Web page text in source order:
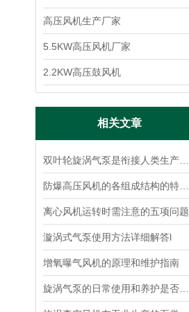
高压风机生产厂家
5.5KW高压风机厂家
2.2KW高压鼓风机
相关文章
离心风机运转时需注意的五项问题
漩涡式气泵使用方法详细解答l
增氧曝气风机的原理和维护指南